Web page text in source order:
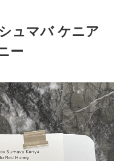
ュマバ ケニア
ー